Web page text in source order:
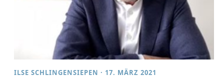
ILSE SCHLINGENSIEPEN · 17. MÄRZ 2021